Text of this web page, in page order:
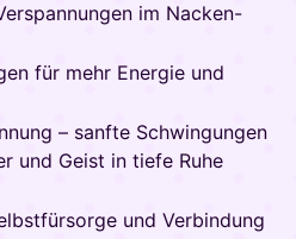
im Nacken-
für mehr Energie und
– sanfte Schwingungen
und Geist in tiefe Ruhe
und Verbindung